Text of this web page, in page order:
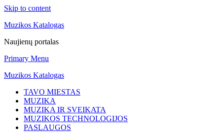
Skip to content
Muzikos Katalogas
Naujienų portalas
Primary Menu
Muzikos Katalogas
TAVO MIESTAS
MUZIKA
MUZIKA IR SVEIKATA
MUZIKOS TECHNOLOGIJOS
PASLAUGOS